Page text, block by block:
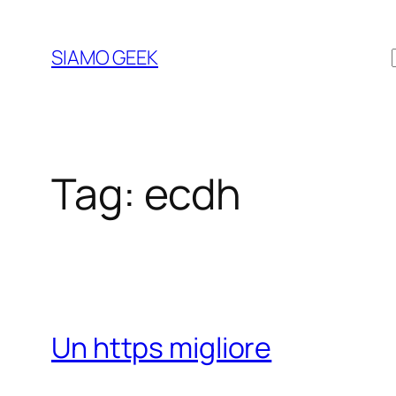
contenuto
SIAMO GEEK
Tag: ecdh
Un https migliore